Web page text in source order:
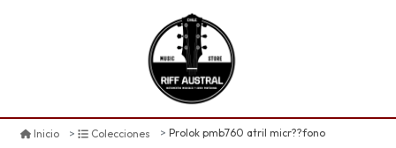
Inicio Colecciones Prolok pmb760 atril micr??fono